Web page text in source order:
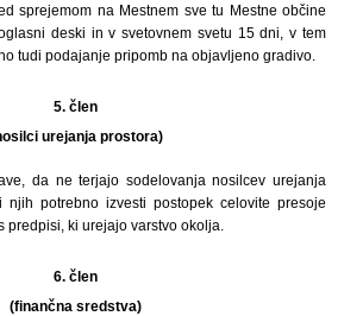
sprejemom na Mestnem sve tu Mestne občine
deski in v svetovnem svetu 15 dni, v tem
tudi podajanje pripomb na objavljeno gradivo.
5. člen
urejanja prostora)
da ne terjajo sodelovanja nosilcev urejanja
potrebno izvesti postopek celovite presoje
predpisi, ki urejajo varstvo okolja.
6. člen
(finančna sredstva)